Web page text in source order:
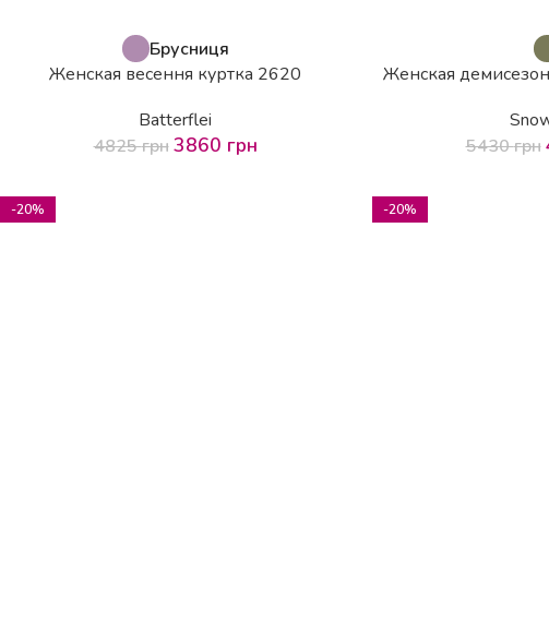
Брусниця
Женская весення куртка 2620
Batterflei
4825грн 3860 грн
Женская
5430грн
-20% -20%